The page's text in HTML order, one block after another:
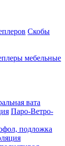
Скобы
мебельные
вата
Паро-Ветро-
подложка